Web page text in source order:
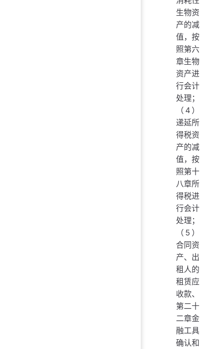
生物资
产的减
值，按
照第六
章生物
资产进
行会计
处理；
（4）
递延所
得税资
产的减
值，按
照第十
八章所
得税进
行会计
处理；
（5）
合同资
产、出
租人的
租赁应
收款、
第二十
二章金
融工具
确认和